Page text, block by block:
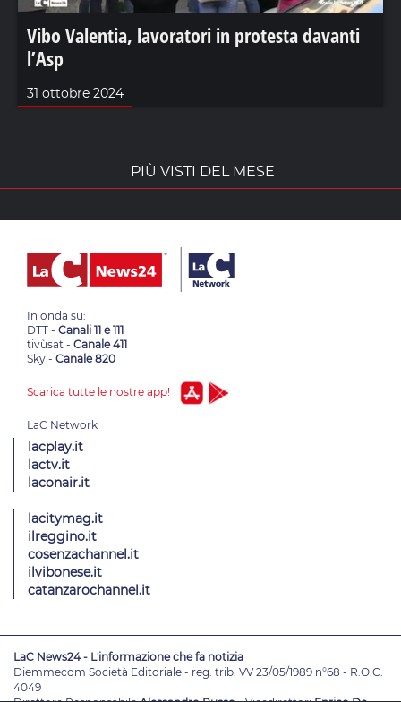
Vibo Valentia, lavoratori in protesta davanti
l’Asp
31 ottobre 2024
PIÙ VISTI DEL MESE
In onda su:
DTT - Canali 11 e 111
tivùsat - Canale 411
Sky - Canale 820
Scarica tutte le nostre app!
lacplay.it
lactv.it
laconair.it
lacitymag.it
ilreggino.it
cosenzachannel.it
ilvibonese.it
catanzarochannel.it
LaC News24 - L'informazione che fa notizia
Diemmecom Società Editoriale - reg. trib. VV 23/05/1989 n°68 - R.O.C.
4049